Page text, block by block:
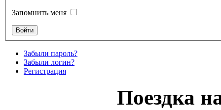
Запомнить меня
Забыли пароль?
Забыли логин?
Регистрация
Поездка